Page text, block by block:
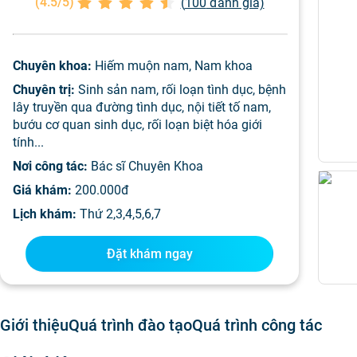
Chuyên khoa: Hiếm muộn nam, Nam khoa
Chuyên trị: Sinh sản nam, rối loạn tình dục, bệnh
lây truyền qua đường tình dục, nội tiết tố nam,
bướu cơ quan sinh dục, rối loạn biệt hóa giới
tính...
Nơi công tác: Bác sĩ Chuyên Khoa
Giá khám: 200.000đ
Lịch khám: Thứ 2,3,4,5,6,7
Đặt khám ngay
Giới thiệuQuá trình đào tạoQuá trình công tác